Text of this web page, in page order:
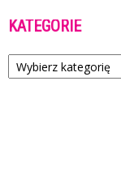
KATEGORIE
Kategorie